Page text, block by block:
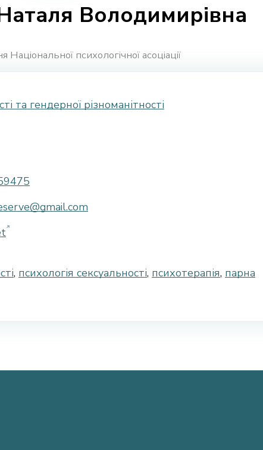
Володимирівна
Національної психологічної асоціації
та гендерної різноманітності
, психологія сексуальності, психотерапія, парна